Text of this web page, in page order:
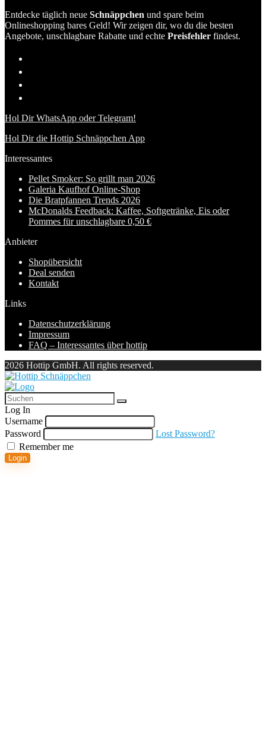
Entdecke täglich neue Schnäppchen und spare beim
Onlineshopping bares Geld! Wir zeigen dir, wo du die besten
Angebote, unschlagbare Rabatte und echte Preisfehler findest.
Hol Dir WhatsApp oder Telegram!
Hol Dir die Hottip Schnäppchen App
Interessantes
Pellet Smoker: So grillt man 2026
Galeria Kaufhof Online-Shop
Die Bratpfannen Trends 2026
McDonalds Feedback: Kaffee, Softgetränke, Eis oder
Pommes für unschlagbare 0,50 €
Anbieter
Shopübersicht
Deal senden
Kontakt
Links
Datenschutzerklärung
Impressum
FAQ – Interessantes über hottip
2026 Hottip GmbH. All rights reserved.
Log In
Username
Password
Lost Password?
Remember me
Login